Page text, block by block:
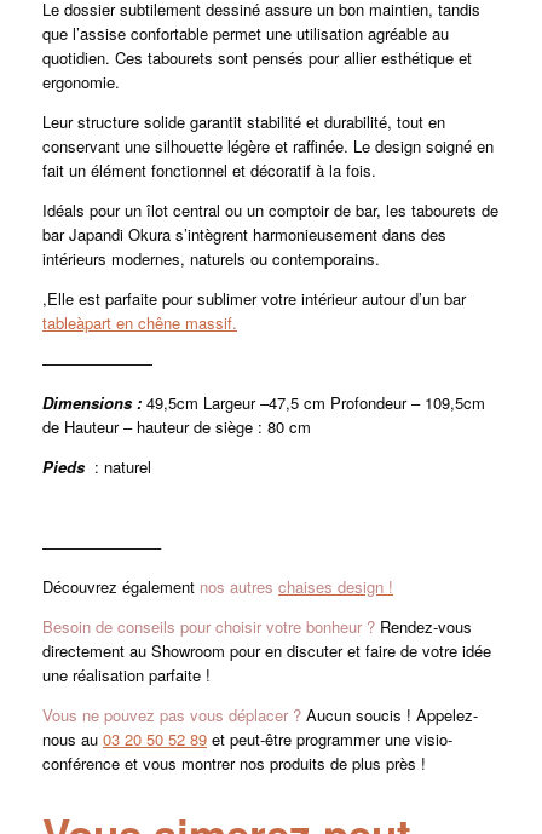
Le dossier subtilement dessiné assure un bon maintien, tandis
que l’assise confortable permet une utilisation agréable au
quotidien. Ces tabourets sont pensés pour allier esthétique et
ergonomie.
Leur structure solide garantit stabilité et durabilité, tout en
conservant une silhouette légère et raffinée. Le design soigné en
fait un élément fonctionnel et décoratif à la fois.
Idéals pour un îlot central ou un comptoir de bar, les tabourets de
bar Japandi Okura s’intègrent harmonieusement dans des
intérieurs modernes, naturels ou contemporains.
,Elle est parfaite pour sublimer votre intérieur autour d’un bar
tableàpart en chêne massif.
———————
Dimensions : 49,5cm Largeur –47,5 cm Profondeur – 109,5cm
de Hauteur – hauteur de siège : 80 cm
Pieds : naturel
———————–
Découvrez également nos autres chaises design !
Besoin de conseils pour choisir votre bonheur ? Rendez-vous
directement au Showroom pour en discuter et faire de votre idée
une réalisation parfaite !
Vous ne pouvez pas vous déplacer ? Aucun soucis ! Appelez-
nous au 03 20 50 52 89 et peut-être programmer une visio-
conférence et vous montrer nos produits de plus près !